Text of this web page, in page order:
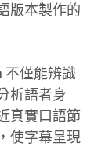
版本製作的
不僅能辨識
析語者身
真實口語節
使字幕呈現